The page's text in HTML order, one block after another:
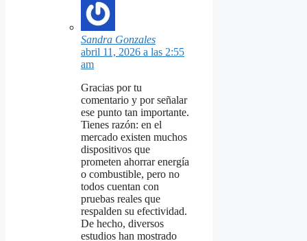
Sandra Gonzales
abril 11, 2026 a las 2:55
am
Gracias por tu
comentario y por señalar
ese punto tan importante.
Tienes razón: en el
mercado existen muchos
dispositivos que
prometen ahorrar energía
o combustible, pero no
todos cuentan con
pruebas reales que
respalden su efectividad.
De hecho, diversos
estudios han mostrado